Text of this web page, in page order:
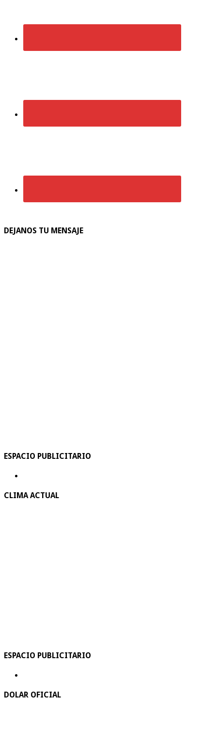
DEJANOS TU MENSAJE
ESPACIO PUBLICITARIO
CLIMA ACTUAL
ESPACIO PUBLICITARIO
DOLAR OFICIAL